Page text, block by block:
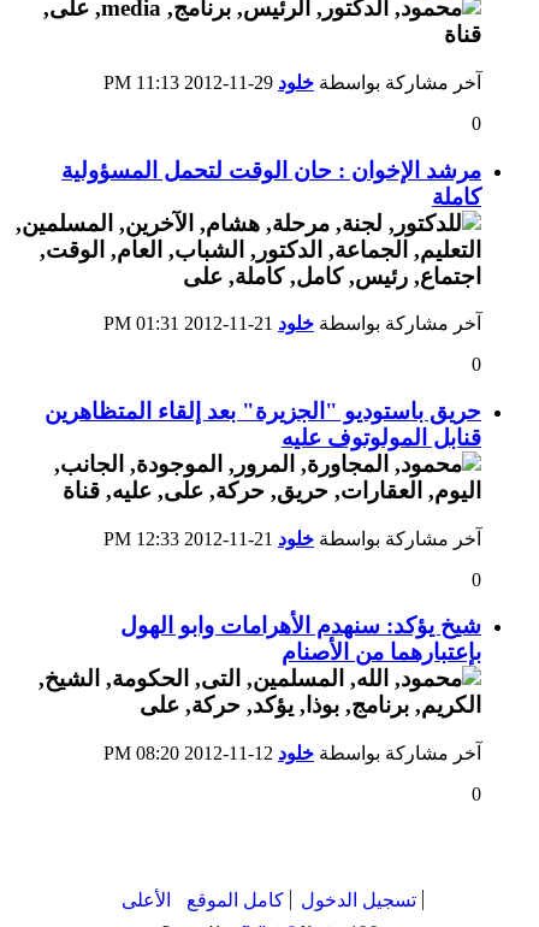
آخر مشاركة بواسطة خلود
11:13 PM
0
مرشد الإخوان : حان الوقت لتحمل المسؤولية
كاملة
آخر مشاركة بواسطة خلود
01:31 PM
0
حريق باستوديو "الجزيرة" بعد إلقاء المتظاهرين
قنابل المولوتوف عليه
آخر مشاركة بواسطة خلود
12:33 PM
0
شيخ يؤكد: سنهدم الأهرامات وابو الهول
بإعتبارهما من الأصنام
آخر مشاركة بواسطة خلود
08:20 PM
0
تسجيل الدخول كامل الموقع الأعلى